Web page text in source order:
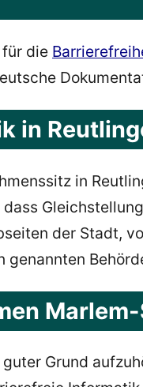
die
in
in
der Stadt,
genannten
Grund